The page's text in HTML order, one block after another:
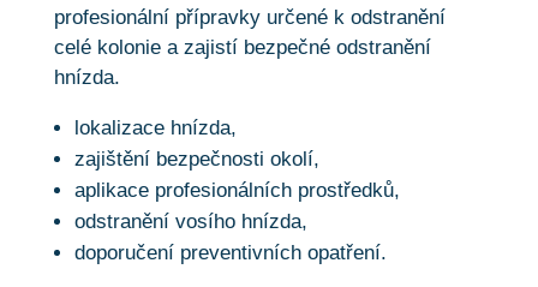
profesionální přípravky určené k odstranění
celé kolonie a zajistí bezpečné odstranění
hnízda.
lokalizace hnízda,
zajištění bezpečnosti okolí,
aplikace profesionálních prostředků,
odstranění vosího hnízda,
doporučení preventivních opatření.